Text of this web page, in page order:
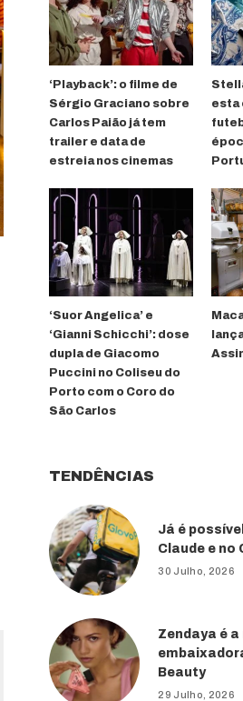
‘Playback’: o filme de
Sérgio Graciano sobre
Carlos Paião já tem
trailer e data de
estreia nos cinemas
esta
‘Suor Angelica’ e
‘Gianni Schicchi’: dose
dupla de Giacomo
Puccini no Coliseu do
Porto com o Coro do
São Carlos
TENDÊNCIAS
Já é
Claude e no
30 Julho, 2026
Zendaya é a
Beauty
29 Julho, 2026